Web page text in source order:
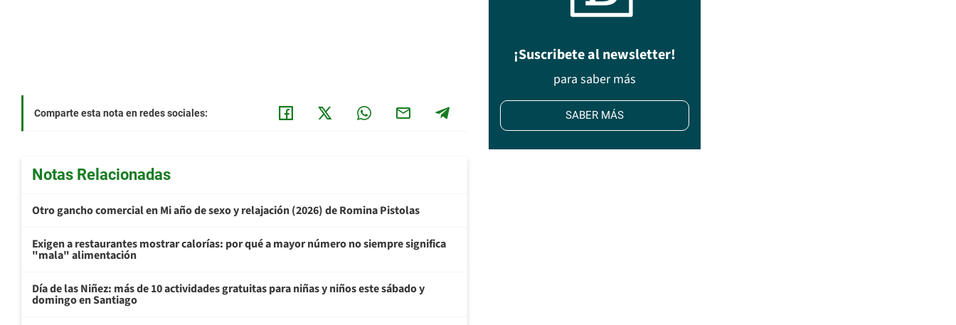
Comparte esta nota en redes sociales:
Notas Relacionadas
Otro gancho comercial en Mi año de sexo y relajación (2026) de Romina Pistolas
Exigen a restaurantes mostrar calorías: por qué a mayor número no siempre significa
"mala" alimentación
Día de las Niñez: más de 10 actividades gratuitas para niñas y niños este sábado y
domingo en Santiago
¡Suscribete al newsletter!
para saber más
SABER MÁS